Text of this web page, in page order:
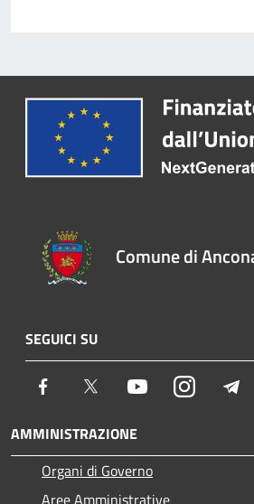
Comune di
SEGUICI SU
Facebook Twitter YoutubeInstagram
AMMINISTRAZIONE
Organi di Governo
Aree Amministrative